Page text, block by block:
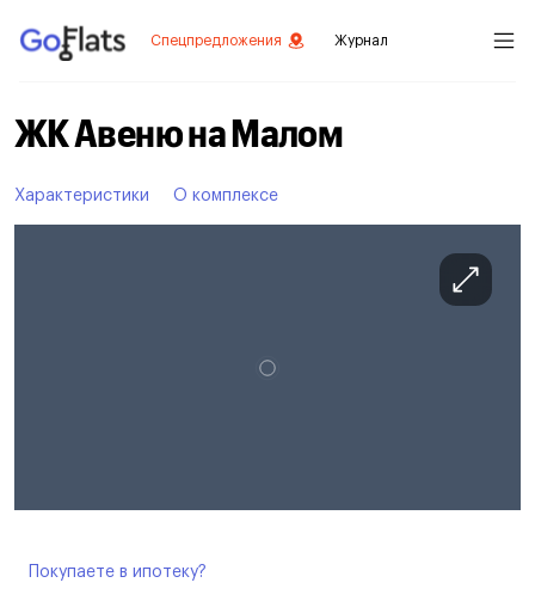
Спецпредложения Журнал
ЖК Авеню на Малом
Характеристики О комплексе
Покупаете в ипотеку?